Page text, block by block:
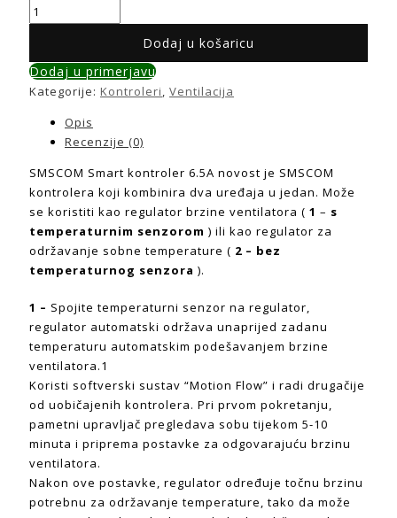
Dodaj u košaricu
Dodaj u primerjavu
Kategorije: Kontroleri, Ventilacija
Opis
Recenzije (0)
SMSCOM Smart kontroler 6.5A novost je SMSCOM
kontrolera koji kombinira dva uređaja u jedan. Može
se koristiti kao regulator brzine ventilatora ( 1 – s
temperaturnim senzorom ) ili kao regulator za
održavanje sobne temperature ( 2 – bez
temperaturnog senzora ).
1 – Spojite temperaturni senzor na regulator,
regulator automatski održava unaprijed zadanu
temperaturu automatskim podešavanjem brzine
ventilatora.1
Koristi softverski sustav “Motion Flow” i radi drugačije
od uobičajenih kontrolera. Pri prvom pokretanju,
pametni upravljač pregledava sobu tijekom 5-10
minuta i priprema postavke za odgovarajuću brzinu
ventilatora.
Nakon ove postavke, regulator određuje točnu brzinu
potrebnu za održavanje temperature, tako da može